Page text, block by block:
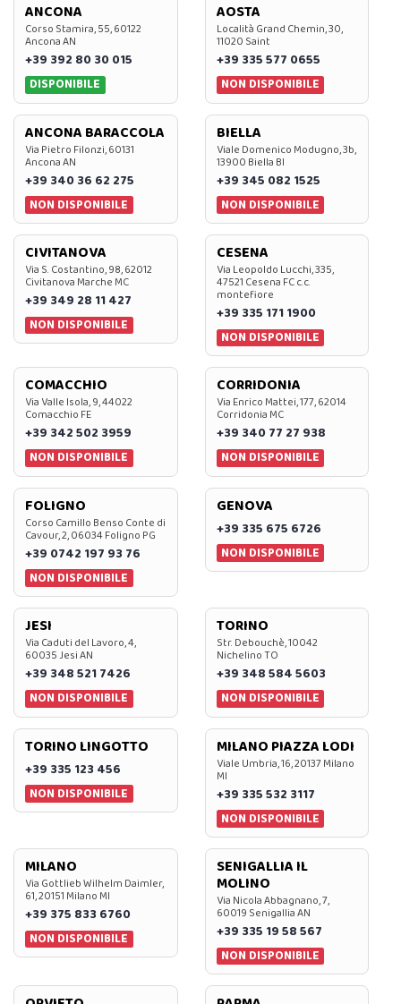
ANCONA
Corso Stamira, 55, 60122
Ancona AN
+39 392 80 30 015
DISPONIBILE
AOSTA
Località Grand Chemin, 30,
11020 Saint
+39 335 577 0655
NON DISPONIBILE
ANCONA BARACCOLA
Via Pietro Filonzi, 60131
Ancona AN
+39 340 36 62 275
NON DISPONIBILE
BIELLA
Viale Domenico Modugno, 3b,
13900 Biella BI
+39 345 082 1525
NON DISPONIBILE
CIVITANOVA
Via S. Costantino, 98, 62012
Civitanova Marche MC
+39 349 28 11 427
NON DISPONIBILE
CESENA
Via Leopoldo Lucchi, 335,
47521 Cesena FC c.c.
montefiore
+39 335 171 1900
NON DISPONIBILE
COMACCHIO
Via Valle Isola, 9, 44022
Comacchio FE
+39 342 502 3959
NON DISPONIBILE
CORRIDONIA
Via Enrico Mattei, 177, 62014
Corridonia MC
+39 340 77 27 938
NON DISPONIBILE
FOLIGNO
Corso Camillo Benso Conte di
Cavour, 2, 06034 Foligno PG
+39 0742 197 93 76
NON DISPONIBILE
GENOVA
+39 335 675 6726
NON DISPONIBILE
JESI
Via Caduti del Lavoro, 4,
60035 Jesi AN
+39 348 521 7426
NON DISPONIBILE
TORINO
Str. Debouchè, 10042
Nichelino TO
+39 348 584 5603
NON DISPONIBILE
TORINO LINGOTTO
+39 335 123 456
NON DISPONIBILE
MILANO PIAZZA LODI
Viale Umbria, 16, 20137 Milano
MI
+39 335 532 3117
NON DISPONIBILE
MILANO
Via Gottlieb Wilhelm Daimler,
61, 20151 Milano MI
+39 375 833 6760
NON DISPONIBILE
SENIGALLIA IL
MOLINO
Via Nicola Abbagnano, 7,
60019 Senigallia AN
+39 335 19 58 567
NON DISPONIBILE